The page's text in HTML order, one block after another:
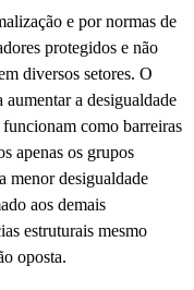
e por normas de
protegidos e não
diversos setores. O
aumentar a desigualdade
como barreiras
apenas os grupos
menor desigualdade
aos demais
estruturais mesmo
oposta.